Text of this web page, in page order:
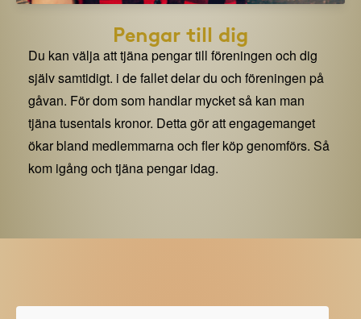
Pengar till dig
Du kan välja att tjäna pengar till föreningen och dig
själv samtidigt. i de fallet delar du och föreningen på
gåvan. För dom som handlar mycket så kan man
tjäna tusentals kronor. Detta gör att engagemanget
ökar bland medlemmarna och fler köp genomförs. Så
kom igång och tjäna pengar idag.